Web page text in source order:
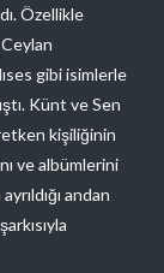
Özellikle
gibi isimlerle
Künt ve Sen
kişiliğinin
ve albümlerini
andan